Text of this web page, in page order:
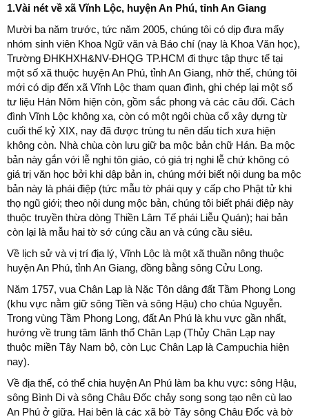
1.Vài nét về xã Vĩnh Lộc, huyện An Phú, tỉnh An Giang
Mười ba năm trước, tức năm 2005, chúng tôi có dịp đưa mấy
nhóm sinh viên Khoa Ngữ văn và Báo chí (nay là Khoa Văn học),
Trường ĐHKHXH&NV-ĐHQG TP.HCM đi thực tập thực tế tại
một số xã thuộc huyện An Phú, tỉnh An Giang, nhờ thế, chúng tôi
mới có dịp đến xã Vĩnh Lộc tham quan đình, ghi chép lại một số
tư liệu Hán Nôm hiện còn, gồm sắc phong và các câu đối. Cách
đình Vĩnh Lộc không xa, còn có một ngôi chùa cổ xây dựng từ
cuối thế kỷ XIX, nay đã được trùng tu nên dấu tích xưa hiện
không còn. Nhà chùa còn lưu giữ ba mộc bản chữ Hán. Ba mộc
bản này gắn với lễ nghi tôn giáo, có giá trị nghi lễ chứ không có
giá trị văn học bởi khi dập bản in, chúng mới biết nội dung ba mộc
bản này là phái điệp (tức mẫu tờ phái quy y cấp cho Phật tử khi
thọ ngũ giới; theo nội dung mộc bản, chúng tôi biết phái điệp này
thuộc truyền thừa dòng Thiền Lâm Tế phái Liễu Quán); hai bản
còn lại là mẫu hai tờ sớ cúng cầu an và cúng cầu siêu.
Về lịch sử và vị trí địa lý, Vĩnh Lộc là một xã thuần nông thuộc
huyện An Phú, tỉnh An Giang, đồng bằng sông Cửu Long.
Năm 1757, vua Chân Lạp là Nặc Tôn dâng đất Tầm Phong Long
(khu vực nằm giữ sông Tiền và sông Hậu) cho chúa Nguyễn.
Trong vùng Tầm Phong Long, đất An Phú là khu vực gần nhất,
hướng về trung tâm lãnh thổ Chân Lạp (Thủy Chân Lạp nay
thuộc miền Tây Nam bộ, còn Lục Chân Lạp là Campuchia hiện
nay).
Về địa thế, có thể chia huyện An Phú làm ba khu vực: sông Hậu,
sông Bình Di và sông Châu Đốc chảy song song tạo nên cù lao
An Phú ở giữa. Hai bên là các xã bờ Tây sông Châu Đốc và bờ